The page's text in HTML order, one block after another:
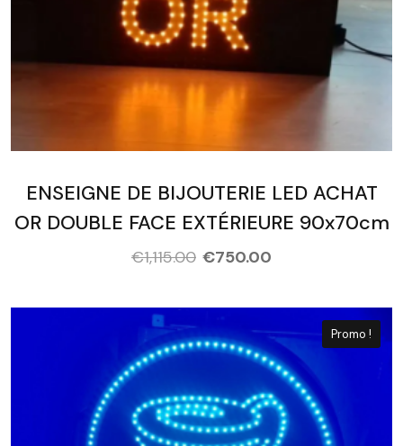
ENSEIGNE DE BIJOUTERIE LED ACHAT
OR DOUBLE FACE EXTÉRIEURE 90x70cm
€1,115.00 €750.00
Promo !